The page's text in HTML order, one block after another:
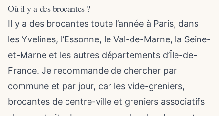
Où il y a des brocantes ?
Il y a des brocantes toute l’année à Paris, dans
les Yvelines, l’Essonne, le Val-de-Marne, la Seine-
et-Marne et les autres départements d’Île-de-
France. Je recommande de chercher par
commune et par jour, car les vide-greniers,
brocantes de centre-ville et greniers associatifs